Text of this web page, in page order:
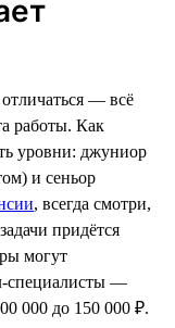
— всё
работы. Как
уровни: джуниор
и сеньор
, всегда смотри,
придётся
могут
специалисты —
000 до 150 000 ₽.